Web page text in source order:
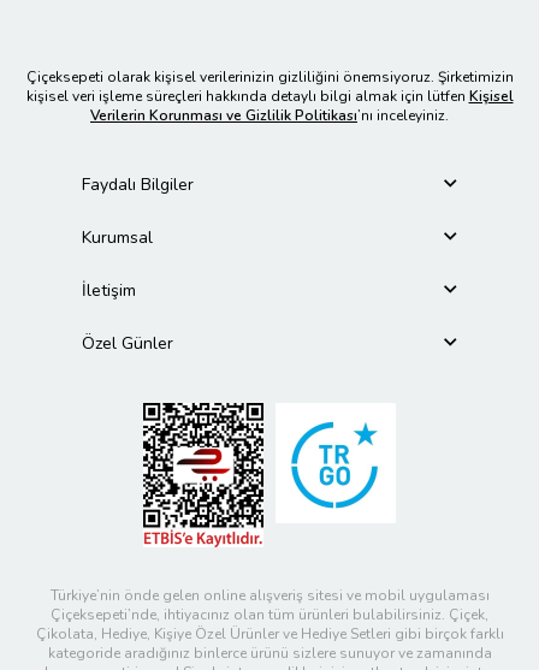
Çiçeksepeti olarak kişisel verilerinizin gizliliğini önemsiyoruz. Şirketimizin
kişisel veri işleme süreçleri hakkında detaylı bilgi almak için lütfen Kişisel
Verilerin Korunması ve Gizlilik Politikası’nı inceleyiniz.
Faydalı Bilgiler
Kurumsal
İletişim
Özel Günler
Türkiye’nin önde gelen online alışveriş sitesi ve mobil uygulaması
Çiçeksepeti’nde, ihtiyacınız olan tüm ürünleri bulabilirsiniz. Çiçek,
Çikolata, Hediye, Kişiye Özel Ürünler ve Hediye Setleri gibi birçok farklı
kategoride aradığınız binlerce ürünü sizlere sunuyor ve zamanında